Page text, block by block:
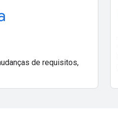
de requisitos,